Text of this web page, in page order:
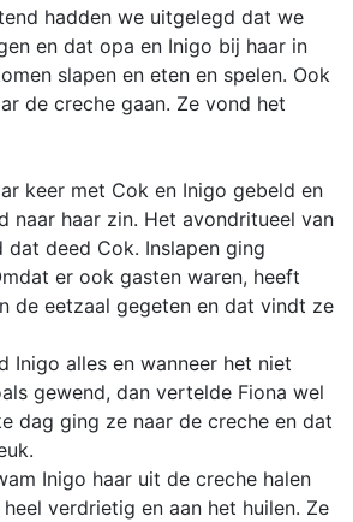
hadden we uitgelegd dat we
en dat opa en Inigo bij haar in
slapen en eten en spelen. Ook
de creche gaan. Ze vond het
keer met Cok en Inigo gebeld en
naar haar zin. Het avondritueel van
dat deed Cok. Inslapen ging
er ook gasten waren, heeft
de eetzaal gegeten en dat vindt ze
Inigo alles en wanneer het niet
gewend, dan vertelde Fiona wel
dag ging ze naar de creche en dat
Inigo haar uit de creche halen
verdrietig en aan het huilen. Ze